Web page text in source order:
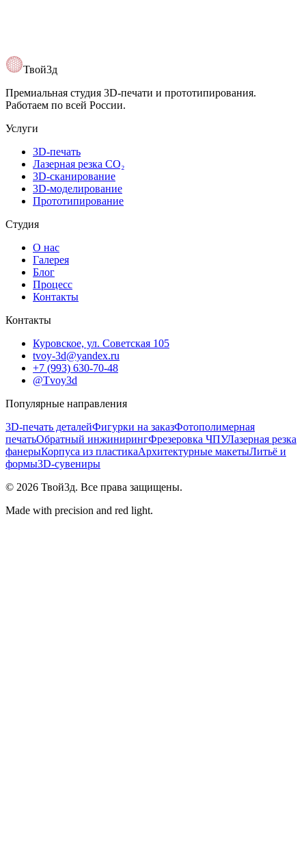
Твой3д
Премиальная студия 3D-печати и прототипирования.
Работаем по всей России.
Услуги
3D-печать
Лазерная резка CO₂
3D-сканирование
3D-моделирование
Прототипирование
Студия
О нас
Галерея
Блог
Процесс
Контакты
Контакты
Куровское, ул. Советская 105
tvoy-3d@yandex.ru
+7 (993) 630-70-48
@Tvoy3d
Популярные направления
3D-печать деталейФигурки на заказФотополимерная
печатьОбратный инжинирингФрезеровка ЧПУЛазерная резка
фанерыКорпуса из пластикаАрхитектурные макетыЛитьё и
формы3D-сувениры
© 2026 Твой3д. Все права защищены.
Made with precision and red light.